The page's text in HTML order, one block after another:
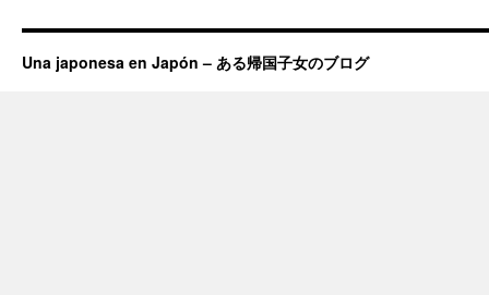
Una japonesa en Japón – ある帰国子女のブログ